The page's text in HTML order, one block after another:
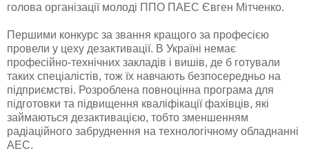
голова організації молоді ППО ПАЕС Євген Мітченко.
Першими конкурс за звання кращого за професією
провели у цеху дезактивації. В Україні немає
професійно-технічних закладів і вишів, де б готували
таких спеціалістів, тож їх навчають безпосередньо на
підприємстві. Розроблена повноцінна програма для
підготовки та підвищення кваліфікації фахівців, які
займаються дезактивацією, тобто зменшенням
радіаційного забруднення на технологічному обладнанні
АЕС.